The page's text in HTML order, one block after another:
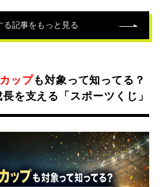
る記事をもっと見る
ップも対象って知ってる？
を支える「スポーツくじ」